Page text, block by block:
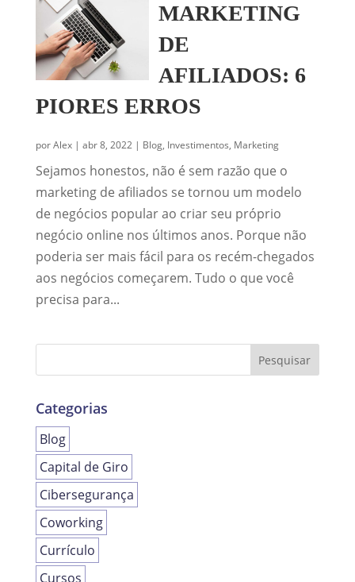
MARKETING
DE
AFILIADOS: 6
PIORES ERROS
porAlex| abr 8, 2022| Blog, Investimentos, Marketing
Sejamos honestos, não é sem razão que o
marketing de afiliados se tornou um modelo
de negócios popular ao criar seu próprio
negócio online nos últimos anos. Porque não
poderia ser mais fácil para os recém-chegados
aos negócios começarem. Tudo o que você
precisa para...
Categorias
Blog
Capital de Giro
Cibersegurança
Coworking
Currículo
Cursos